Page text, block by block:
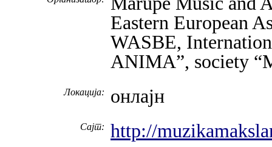
Eastern European
WASBE,
ANIMA”, society
Локација: онлајн
Сајт: http://